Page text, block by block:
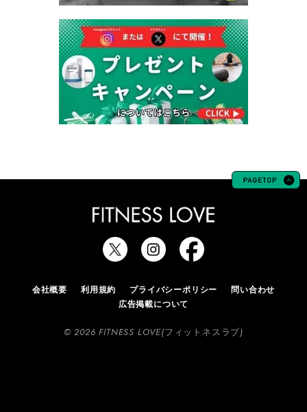
会社概要 利用規約 プライバシーポリシー
問い合わせ
広告掲載について
© 2026 FITNESS LOVE(フィットネスラブ)